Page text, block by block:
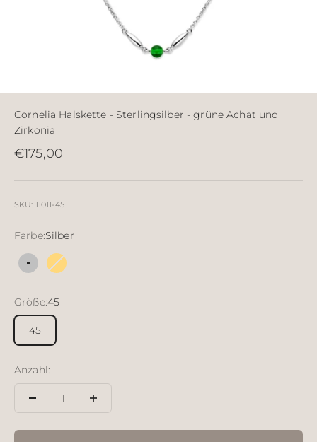
Cornelia Halskette - Sterlingsilber - grüne Achat und
Zirkonia
Angebot
€175,00
SKU: 11011-45
Farbe:Silber
Silber18 Karat vergoldetes Silber
Größe:45
45
Anzahl: